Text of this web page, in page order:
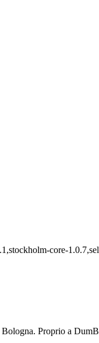
core-
Proprio a